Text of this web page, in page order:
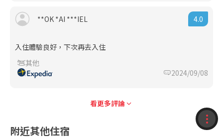
收藏
**OK *AI ***IEL 4.0
入住體驗良好，下次再去入住
其他
2024/09/08
看更多評論
附近其他住宿